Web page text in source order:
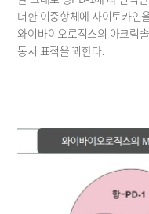
더한 이중항체에 사이토카인
와이바이오로직스의 아크릭
동시 표적을 꾀한다.